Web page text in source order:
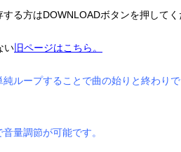
る方はDOWNLOADボタンを押してく
い旧ページはこちら。
ループすることで曲の始りと終わり
量調節が可能です。